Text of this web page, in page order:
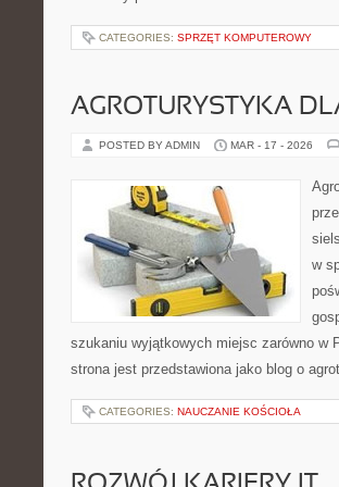
CATEGORIES: SPRZĘT KOMPUTEROWY
AGROTURYSTYKA
POSTED BY ADMIN MAR - 17 - 2026
w
szukaniu wyjątkowych miejsc zarówno w
strona jest przedstawiona jako blog o
CATEGORIES: NAUCZANIE KOŚCIOŁA